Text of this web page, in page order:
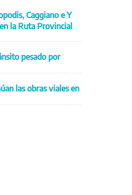
Caggiano e Y
la Ruta Provincial
pesado por
las obras viales en